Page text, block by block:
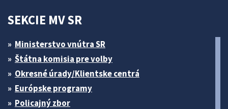
SEKCIE MV SR
Ministerstvo vnútra SR
Štátna komisia pre volby
Okresné úrady/Klientske centrá
Európske programy
Policajný zbor